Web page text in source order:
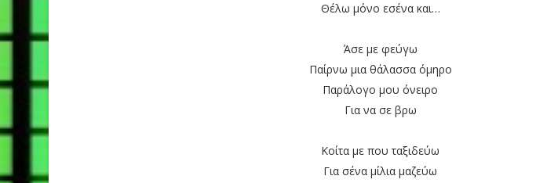
Θέλω μόνο εσένα και…
Άσε με φεύγω
Παίρνω μια θάλασσα όμηρο
Παράλογο μου όνειρο
Για να σε βρω
Κοίτα με που ταξιδεύω
Για σένα μίλια μαζεύω